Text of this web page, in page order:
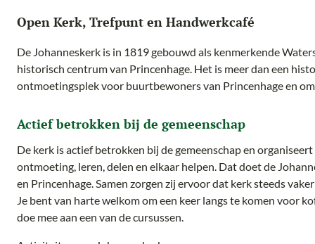
Open Kerk, Trefpunt en Handwerkcafé
De Johanneskerk is in 1819 gebouwd als kenmerkende
historisch centrum van Princenhage. Het is meer dan een
ontmoetingsplek voor buurtbewoners van Princenhage en
Actief betrokken bij de gemeenschap
De kerk is actief betrokken bij de gemeenschap en
ontmoeting, leren, delen en elkaar helpen. Dat doet de
en Princenhage. Samen zorgen zij ervoor dat kerk steeds
Je bent van harte welkom om een keer langs te komen voor
doe mee aan een van de cursussen.